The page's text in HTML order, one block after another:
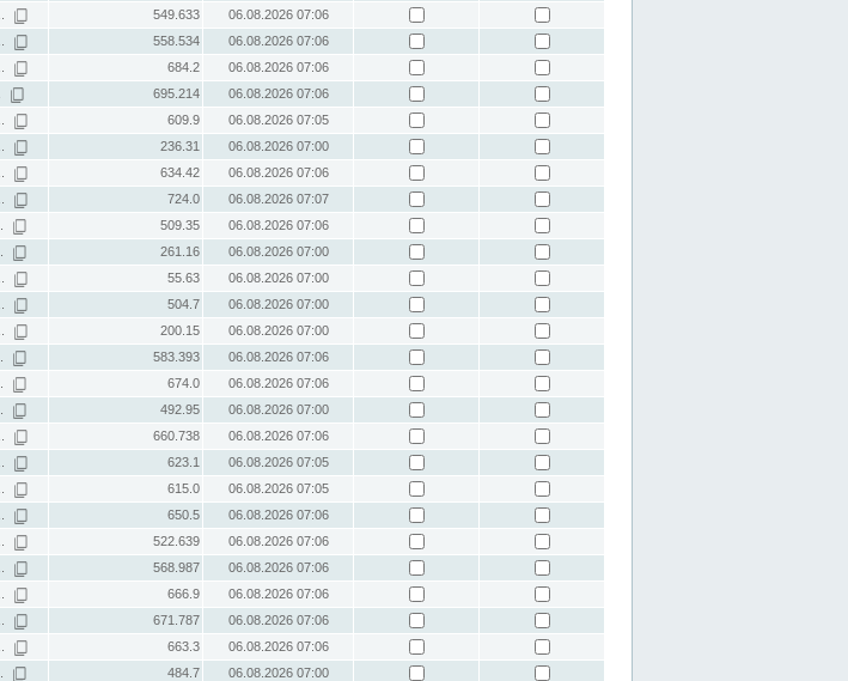
549.633
06.08.2026 07:06
558.534
06.08.2026 07:06
684.2
06.08.2026 07:06
695.214
06.08.2026 07:06
609.9
06.08.2026 07:05
236.31
06.08.2026 07:00
634.42
06.08.2026 07:06
724.0
06.08.2026 07:07
509.35
06.08.2026 07:06
261.16
06.08.2026 07:00
55.63
06.08.2026 07:00
504.7
06.08.2026 07:00
200.15
06.08.2026 07:00
583.393
06.08.2026 07:06
674.0
06.08.2026 07:06
492.95
06.08.2026 07:00
660.738
06.08.2026 07:06
623.1
06.08.2026 07:05
615.0
06.08.2026 07:05
650.5
06.08.2026 07:06
522.639
06.08.2026 07:06
568.987
06.08.2026 07:06
666.9
06.08.2026 07:06
671.787
06.08.2026 07:06
663.3
06.08.2026 07:06
484.7
06.08.2026 07:00